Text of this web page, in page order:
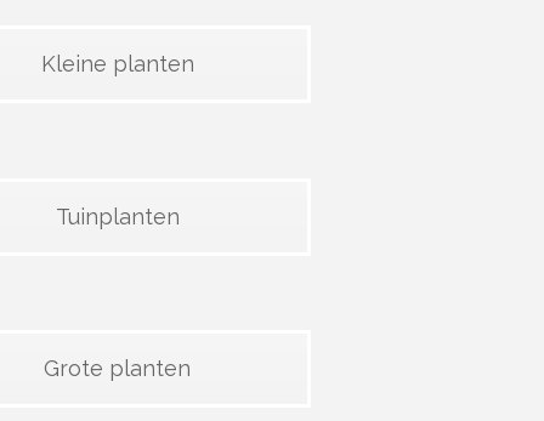
Kleine planten
Tuinplanten
Grote planten